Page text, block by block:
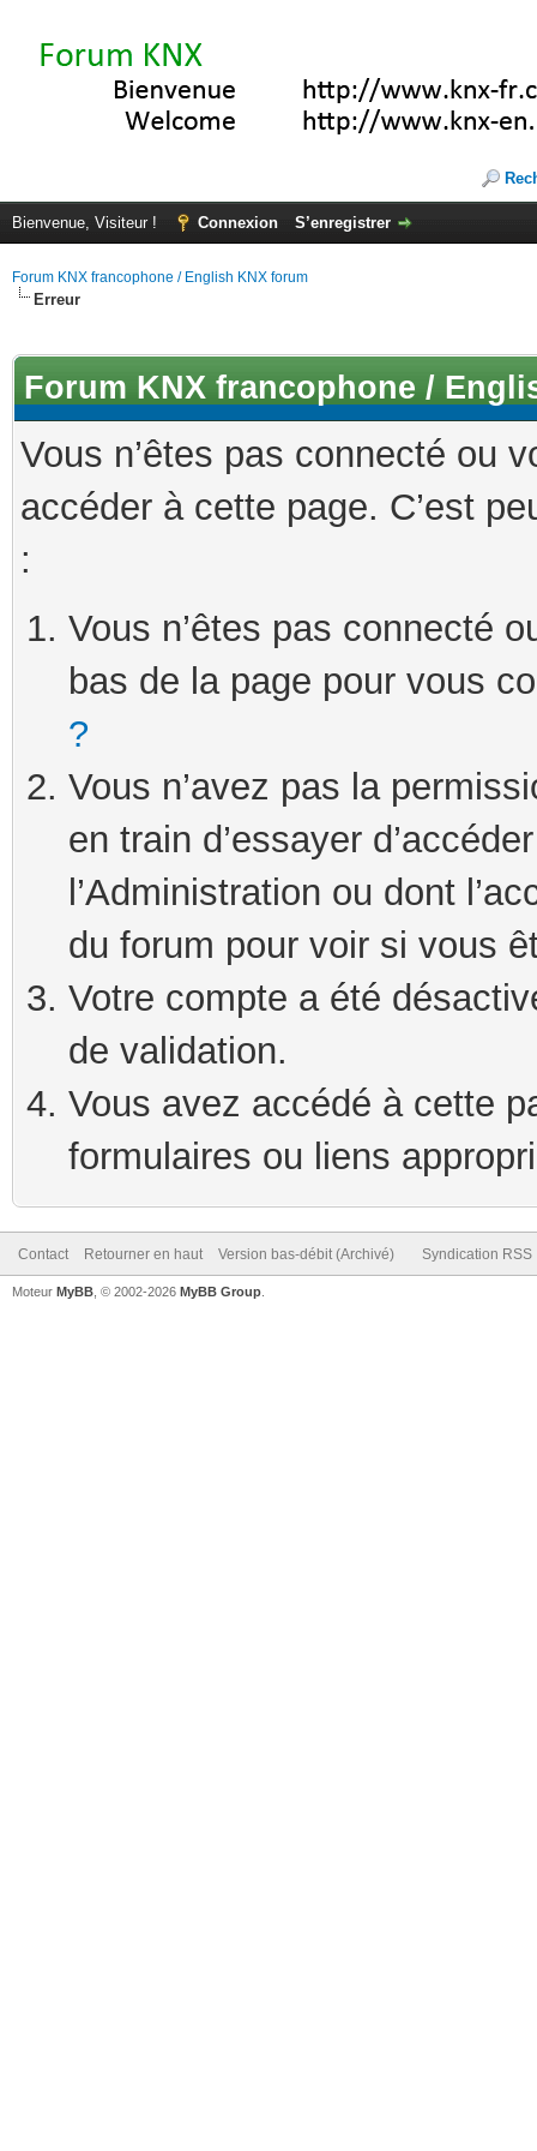
Bienvenue, Visiteur ! Connexion S’enregistrer
Forum KNX francophone / English KNX forum
Erreur
Forum KNX francophone /
Vous n’êtes pas connecté ou
accéder à cette page. C’est
:
Vous n’êtes pas connecté
bas de la page pour vous
?
Vous n’avez pas la
en train d’essayer
l’Administration ou dont
du forum pour voir si vous
Votre compte a été
de validation.
Vous avez accédé à cette
formulaires ou liens
Contact Retourner en haut Version bas-débit (Archivé) Syndication RSS
Moteur MyBB , © 2002-2026 MyBB Group